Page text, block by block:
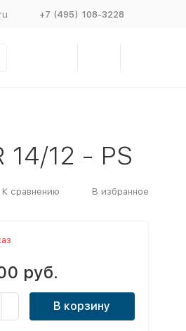
+7 (495) 108-3228
12 - PS
К сравнению В избранное
руб.
В корзину